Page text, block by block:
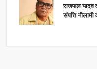
राजपाल
संपत्ति